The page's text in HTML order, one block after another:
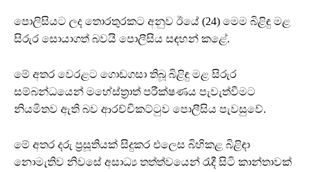
පොලිසියට ලද තොරතුරකට අනුව ඊයේ (24) මෙම බිළිඳු මළ
සිරුර සොයාගත් බවයි පොලීසිය සඳහන් කළේ.
මේ අතර වෙරළට ගොඩගසා තිබූ බිළිඳු මළ සිරුර
සම්බන්ධයෙන් මහේස්ත්‍රාත් පරීක්ෂණය පැවැත්වීමට
නියමිතව ඇති බව ආරච්චිකට්ටුව පොලීසිය පැවසුවේ.
මේ අතර දරු ප්‍රසූතියක් සිදුකර එලෙස බිහිකළ බිළිඳා
නොමැතිව නිවසේ අසාධ්‍ය තත්ත්වයෙන් රැදී සිටි කාන්තාවක්